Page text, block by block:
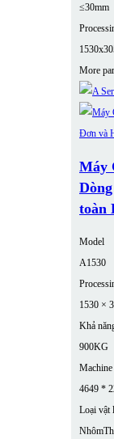
≤30mm
More
Máy
toàn
Model
A1530
1530 ×
Khả
900KG
4649 *
Loại vật
Nhôm